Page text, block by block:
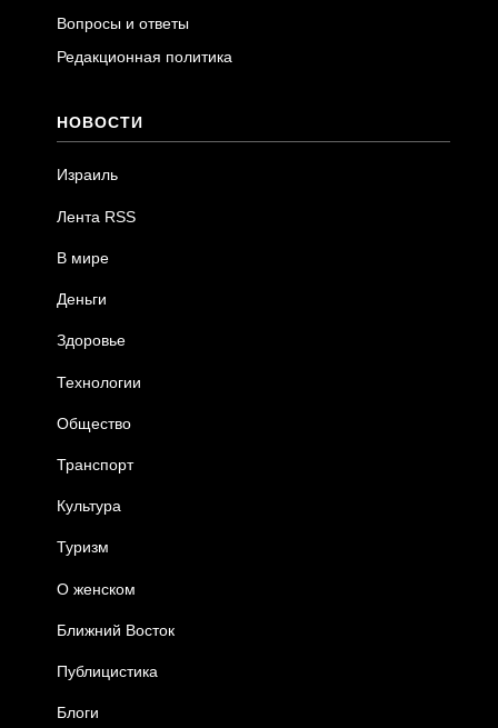
Вопросы и ответы
Редакционная политика
НОВОСТИ
Израиль
Лента RSS
В мире
Деньги
Здоровье
Технологии
Общество
Транспорт
Культура
Туризм
О женском
Ближний Восток
Публицистика
Блоги